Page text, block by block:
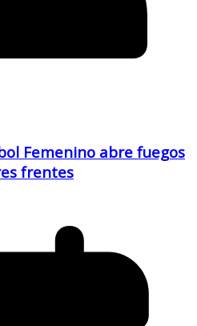
Femenino abre fuegos
frentes